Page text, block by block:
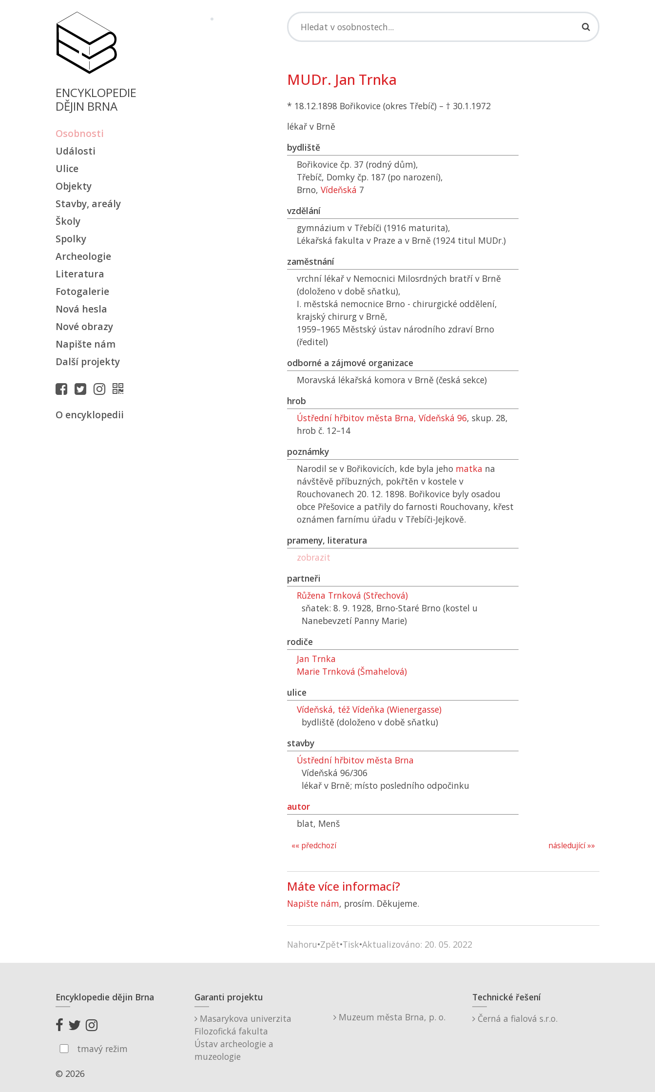
ENCYKLOPEDIE
DĚJIN BRNA
Osobnosti
Události
Ulice
Objekty
Stavby, areály
Školy
Spolky
Archeologie
Literatura
Fotogalerie
Nová hesla
Nové obrazy
Napište nám
Další projekty
O encyklopedii
MUDr. Jan Trnka
* 18.12.1898 Bořikovice (okres Třebíč) – † 30.1.1972
lékař v Brně
bydliště
Bořikovice čp. 37 (rodný dům),
Třebíč, Domky čp. 187 (po narození),
Brno, Vídeňská 7
vzdělání
gymnázium v Třebíči (1916 maturita),
Lékařská fakulta v Praze a v Brně (1924 titul MUDr.)
zaměstnání
vrchní lékař v Nemocnici Milosrdných bratří v Brně
(doloženo v době sňatku),
I. městská nemocnice Brno - chirurgické oddělení,
krajský chirurg v Brně,
1959–1965 Městský ústav národního zdraví Brno
(ředitel)
odborné a zájmové organizace
Moravská lékařská komora v Brně (česká sekce)
hrob
Ústřední hřbitov města Brna, Vídeňská 96, skup. 28,
hrob č. 12–14
poznámky
Narodil se v Bořikovicích, kde byla jeho matka na
návštěvě příbuzných, pokřtěn v kostele v
Rouchovanech 20. 12. 1898. Bořikovice byly osadou
obce Přešovice a patřily do farnosti Rouchovany, křest
oznámen farnímu úřadu v Třebíči-Jejkově.
prameny, literatura
zobrazit
partneři
Růžena Trnková (Střechová)
sňatek: 8. 9. 1928, Brno-Staré Brno (kostel u
Nanebevzetí Panny Marie)
rodiče
Jan Trnka
Marie Trnková (Šmahelová)
ulice
Vídeňská, též Vídeňka (Wienergasse)
bydliště (doloženo v době sňatku)
stavby
Ústřední hřbitov města Brna
Vídeňská 96/306
lékař v Brně; místo posledního odpočinku
autor
blat, Menš
následující »»
«« předchozí
Máte více informací?
Napište nám, prosím. Děkujeme.
Nahoru•Zpět•Tisk•Aktualizováno: 20. 05. 2022
Encyklopedie dějin Brna
tmavý režim
© 2026
Garanti projektu
Masarykova univerzita
Filozofická fakulta
Ústav archeologie a
muzeologie
Muzeum města Brna, p. o.
Technické řešení
Černá a fialová s.r.o.